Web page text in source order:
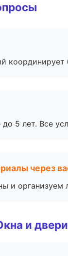
координирует
5 лет. Все
через
и организуем
и двери